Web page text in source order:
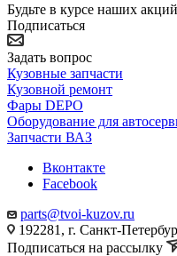
Будьте в курсе наших
Подписаться
Задать вопрос
Кузовные запчасти
Кузовной ремонт
Фары DEPO
Оборудование для
Запчасти ВАЗ
Вконтакте
Facebook
parts@tvoi-kuzov.ru
192281, г. Санкт-
Подписаться на рассылку